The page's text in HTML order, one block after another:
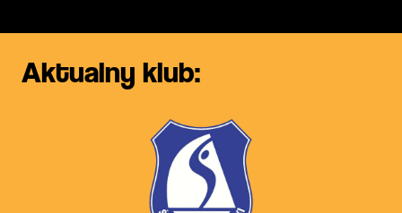
Aktualny klub: